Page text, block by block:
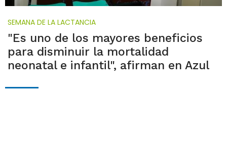
SEMANA DE LA LACTANCIA
"Es uno de los mayores beneficios
para disminuir la mortalidad
neonatal e infantil", afirman en Azul